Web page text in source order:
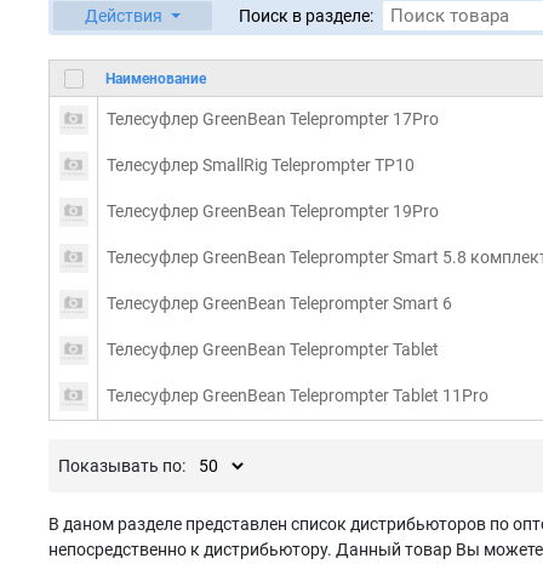
Действия Поиск в разделе:
Наименование
Телесуфлер GreenBean Teleprompter 17Pro
Телесуфлер SmallRig Teleprompter TP10
Телесуфлер GreenBean Teleprompter 19Pro
Телесуфлер GreenBean Teleprompter Smart 5.8
Телесуфлер GreenBean Teleprompter Smart 6
Телесуфлер GreenBean Teleprompter Tablet
Телесуфлер GreenBean Teleprompter Tablet 11Pro
Показывать по:
В даном разделе представлен список дистрибьюторов по
непосредственно к дистрибьютору. Данный товар Вы